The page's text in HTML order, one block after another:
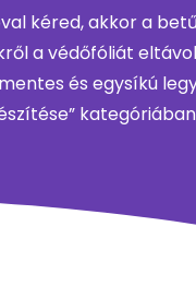
kéred, akkor a
a védőfóliát
és egysíkú